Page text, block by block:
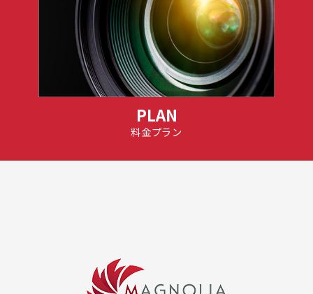
PLAN
料金プラン